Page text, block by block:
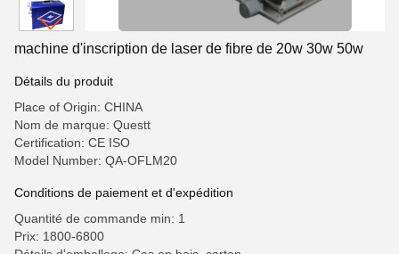
machine d'inscription de laser de fibre de 20w 30w 50w
Détails du produit
Place of Origin: CHINA
Nom de marque: Questt
Certification: CE ISO
Model Number: QA-OFLM20
Conditions de paiement et d'expédition
Quantité de commande min: 1
Prix: 1800-6800